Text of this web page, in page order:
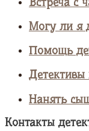
Могу ли я
Помощь
Нанять
Контакты